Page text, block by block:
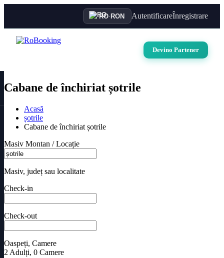
RO·RON AutentificareÎnregistrare
Devino Partener
Cabane de închiriat șotrile
Acasă
șotrile
Cabane de închiriat șotrile
Masiv Montan / Locație
Masiv, județ sau localitate
Check-in
Check-out
Oaspeți, Camere
2 Adulți, 0 Camere